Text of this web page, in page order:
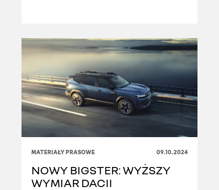
MATERIAŁY PRASOWE 09.10.2024
NOWY BIGSTER: WYŻSZY
WYMIAR DACII